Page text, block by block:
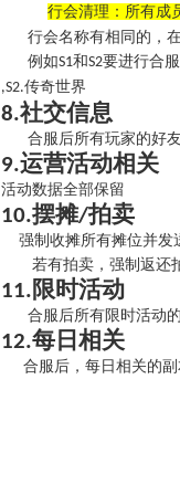
行会清理：所有成
行会名称有相同的，在
例如S1和S2要进行合服
,S2.传奇世界
8.社交信息
合服后所有玩家的好友
9.运营活动相关
活动数据全部保留
10.摆摊/拍卖
强制收摊所有摊位并发
若有拍卖，强制返还
11.限时活动
合服后所有限时活动的
12.每日相关
合服后，每日相关的副